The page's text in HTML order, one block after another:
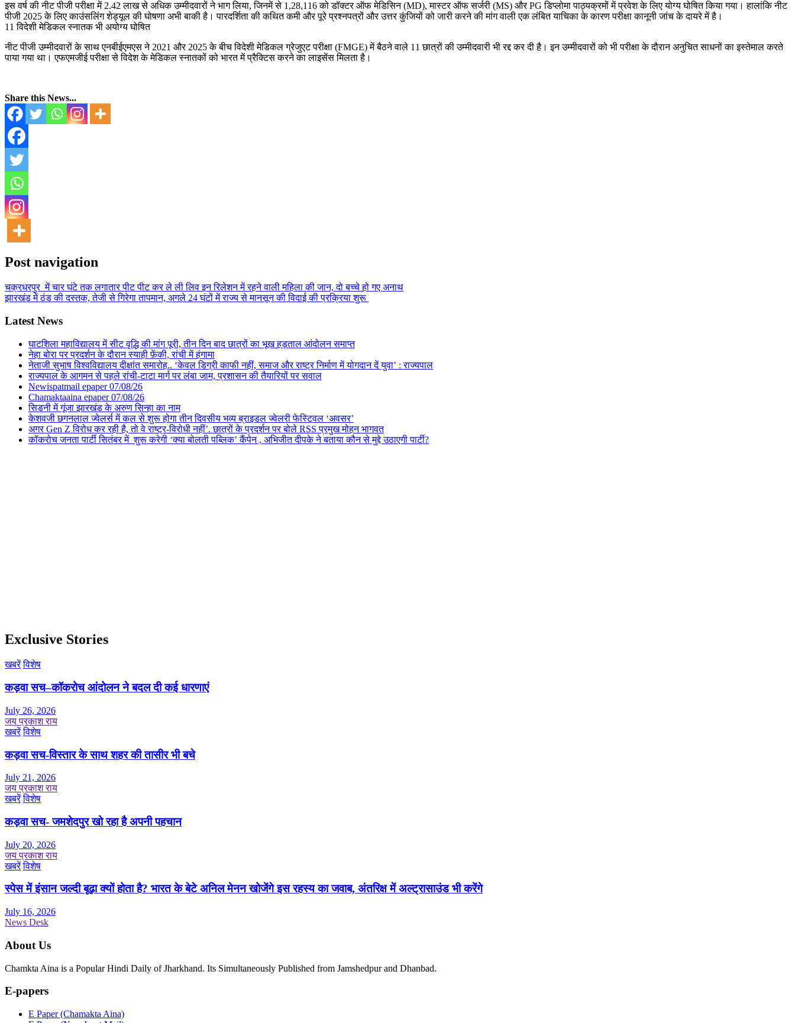
इस वर्ष की नीट पीजी परीक्षा में 2.42 लाख से अधिक उम्मीदवारों ने भाग लिया, जिनमें से 1,28,116 को डॉक्टर ऑफ मेडिसिन (MD), मास्टर ऑफ सर्जरी (MS) और PG डिप्लोमा पाठ्यक्रमों में प्रवेश के लिए योग्य घोषित किया गया। हालांकि नीट
पीजी 2025 के लिए काउंसलिंग शेड्यूल की घोषणा अभी बाकी है। पारदर्शिता की कथित कमी और पूरे प्रश्नपत्रों और उत्तर कुंजियों को जारी करने की मांग वाली एक लंबित याचिका के कारण परीक्षा कानूनी जांच के दायरे में है।
11 विदेशी मेडिकल स्नातक भी अयोग्य घोषित
नीट पीजी उम्मीदवारों के साथ एनबीईएमएस ने 2021 और 2025 के बीच विदेशी मेडिकल ग्रेजुएट परीक्षा (FMGE) में बैठने वाले 11 छात्रों की उम्मीदवारी भी रद्द कर दी है। इन उम्मीदवारों को भी परीक्षा के दौरान अनुचित साधनों का इस्तेमाल करते
पाया गया था। एफएमजीई परीक्षा से विदेश के मेडिकल स्नातकों को भारत में प्रैक्टिस करने का लाइसेंस मिलता है।
Share this News...
Post navigation
चक्रधरपुर में चार घंटे तक लगातार पीट पीट कर ले ली लिव इन रिलेशन में रहने वाली महिला की जान, दो बच्चे हो गए अनाथ
झारखंड में ठंड की दस्तक, तेजी से गिरेगा तापमान, अगले 24 घंटों में राज्य से मानसून की विदाई की प्रक्रिया शुरू
Latest News
घाटशिला महाविद्यालय में सीट वृद्धि की मांग पूरी, तीन दिन बाद छात्रों का भूख हड़ताल आंदोलन समाप्त
नेहा बोरा पर प्रदर्शन के दौरान स्याही फ़ेंकी, रांची में हंगामा
नेताजी सुभाष विश्वविद्यालय दीक्षांत समारोह.. ‘केवल डिग्री काफी नहीं, समाज और राष्ट्र निर्माण में योगदान दें युवा’ : राज्यपाल
राज्यपाल के आगमन से पहले रांची-टाटा मार्ग पर लंबा जाम, प्रशासन की तैयारियों पर सवाल
Newispatmail epaper 07/08/26
Chamaktaaina epaper 07/08/26
सिडनी में गूंजा झारखंड के अरुण सिन्हा का नाम
केशवजी छगनलाल ज्वेलर्स में कल से शुरू होगा तीन दिवसीय भव्य ब्राइडल ज्वेलरी फेस्टिवल ‘अवसर’
अगर Gen Z विरोध कर रही है, तो वे राष्ट्र-विरोधी नहीं’. छात्रों के प्रदर्शन पर बोले RSS प्रमुख मोहन भागवत
कॉकरोच जनता पार्टी सितंबर में शुरू करेगी ‘क्या बोलती पब्लिक’ कैंपेन , अभिजीत दीपके ने बताया कौन से मुद्दे उठाएगी पार्टी?
Exclusive Stories
खबरें विशेष
कड़वा सच–कॉकरोच आंदोलन ने बदल दी कई धारणाएं
July 26, 2026
जय प्रकाश राय
खबरें विशेष
कड़वा सच-विस्तार के साथ शहर की तासीर भी बचे
July 21, 2026
जय प्रकाश राय
खबरें विशेष
कड़वा सच- जमशेदपुर खो रहा है अपनी पहचान
July 20, 2026
जय प्रकाश राय
खबरें विशेष
स्पेस में इंसान जल्दी बूढ़ा क्यों होता है? भारत के बेटे अनिल मेनन खोजेंगे इस रहस्य का जवाब, अंतरिक्ष में अल्ट्रासाउंड भी करेंगे
July 16, 2026
News Desk
About Us
Chamkta Aina is a Popular Hindi Daily of Jharkhand. Its Simultaneously Published from Jamshedpur and Dhanbad.
E-papers
E Paper (Chamakta Aina)